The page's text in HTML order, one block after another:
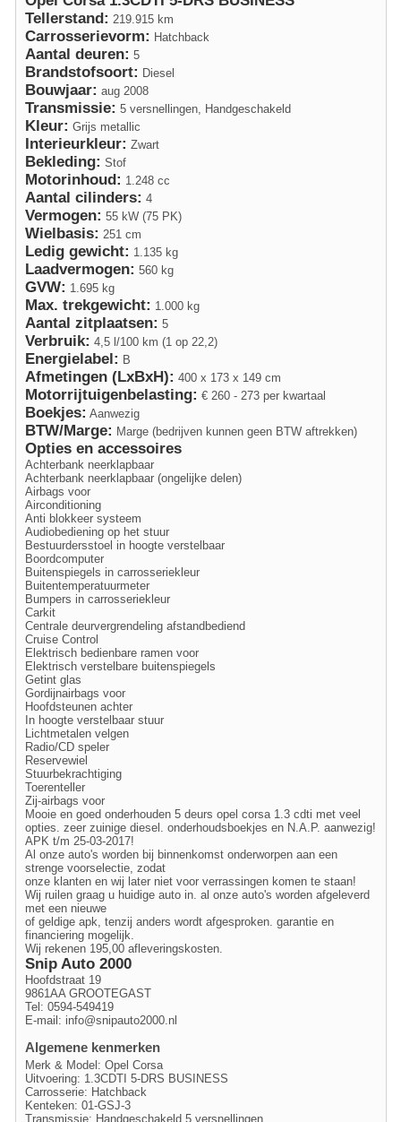
Tellerstand: 219.915 km
Carrosserievorm: Hatchback
Aantal deuren: 5
Brandstofsoort: Diesel
Bouwjaar: aug 2008
Transmissie: 5 versnellingen, Handgeschakeld
Kleur: Grijs metallic
Interieurkleur: Zwart
Bekleding: Stof
Motorinhoud: 1.248 cc
Aantal cilinders: 4
Vermogen: 55 kW (75 PK)
Wielbasis: 251 cm
Ledig gewicht: 1.135 kg
Laadvermogen: 560 kg
GVW: 1.695 kg
Max. trekgewicht: 1.000 kg
Aantal zitplaatsen: 5
Verbruik: 4,5 l/100 km (1 op 22,2)
Energielabel: B
Afmetingen (LxBxH): 400 x 173 x 149 cm
Motorrijtuigenbelasting: € 260 - 273 per kwartaal
Boekjes: Aanwezig
BTW/Marge: Marge (bedrijven kunnen geen BTW aftrekken)
Opties en accessoires
Achterbank neerklapbaar
Achterbank neerklapbaar (ongelijke delen)
Airbags voor
Airconditioning
Anti blokkeer systeem
Audiobediening op het stuur
Bestuurdersstoel in hoogte verstelbaar
Boordcomputer
Buitenspiegels in carrosseriekleur
Buitentemperatuurmeter
Bumpers in carrosseriekleur
Carkit
Centrale deurvergrendeling afstandbediend
Cruise Control
Elektrisch bedienbare ramen voor
Elektrisch verstelbare buitenspiegels
Getint glas
Gordijnairbags voor
Hoofdsteunen achter
In hoogte verstelbaar stuur
Lichtmetalen velgen
Radio/CD speler
Reservewiel
Stuurbekrachtiging
Toerenteller
Zij-airbags voor
Mooie en goed onderhouden 5 deurs opel corsa 1.3 cdti met veel
opties. zeer zuinige diesel. onderhoudsboekjes en N.A.P. aanwezig!
APK t/m 25-03-2017!
Al onze auto's worden bij binnenkomst onderworpen aan een
strenge voorselectie, zodat
onze klanten en wij later niet voor verrassingen komen te staan!
Wij ruilen graag u huidige auto in. al onze auto's worden afgeleverd
met een nieuwe
of geldige apk, tenzij anders wordt afgesproken. garantie en
financiering mogelijk.
Wij rekenen 195,00 afleveringskosten.
Snip Auto 2000
Hoofdstraat 19
9861AA GROOTEGAST
Tel: 0594-549419
E-mail: info@snipauto2000.nl
Algemene kenmerken
Merk & Model: Opel Corsa
Uitvoering: 1.3CDTI 5-DRS BUSINESS
Carrosserie: Hatchback
Kenteken: 01-GSJ-3
Transmissie: Handgeschakeld 5 versnellingen